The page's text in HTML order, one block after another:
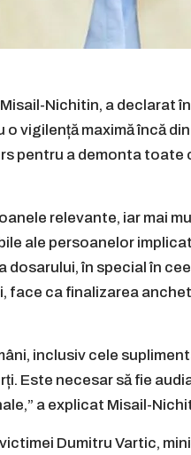
Nichitin, a declarat
vigilență maximă încă
pentru a demonta
relevante, iar mai
ale persoanelor
în special în
face ca finalizarea
inclusiv cele
Este necesar să fie
a explicat Misail-
Dumitru Vartic,